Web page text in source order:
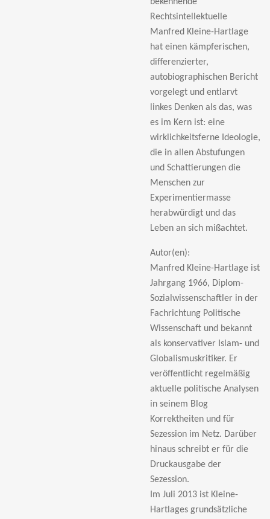
Rechtsintellektuelle
Manfred Kleine-Hartlage
hat einen kämpferischen,
differenzierter,
autobiographischen Bericht
vorgelegt und entlarvt
linkes Denken als das, was
es im Kern ist: eine
wirklichkeitsferne Ideologie,
die in allen Abstufungen
und Schattierungen die
Menschen zur
Experimentiermasse
herabwürdigt und das
Leben an sich mißachtet.
Autor(en):
Manfred Kleine-Hartlage ist
Jahrgang 1966, Diplom-
Sozialwissenschaftler in der
Fachrichtung Politische
Wissenschaft und bekannt
als konservativer Islam- und
Globalismuskritiker. Er
veröffentlicht regelmäßig
aktuelle politische Analysen
in seinem Blog
Korrektheiten und für
Sezession im Netz. Darüber
hinaus schreibt er für die
Druckausgabe der
Sezession.
Im Juli 2013 ist Kleine-
Hartlages grundsätzliche